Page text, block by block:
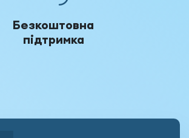
Безкоштовна
підтримка